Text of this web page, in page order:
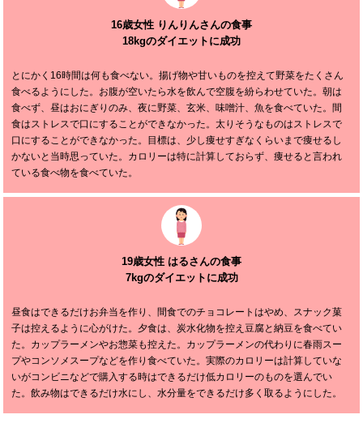
16歳女性 りんりんさんの食事
18kgのダイエットに成功
とにかく16時間は何も食べない。揚げ物や甘いものを控えて野菜をたくさん
食べるようにした。お腹が空いたら水を飲んで空腹を紛らわせていた。朝は
食べず、昼はおにぎりのみ、夜に野菜、玄米、味噌汁、魚を食べていた。間
食はストレスで口にすることができなかった。太りそうなものはストレスで
口にすることができなかった。目標は、少し痩せすぎなくらいまで痩せるし
かないと当時思っていた。カロリーは特に計算しておらず、痩せると言われ
ている食べ物を食べていた。
19歳女性 はるさんの食事
7kgのダイエットに成功
昼食はできるだけお弁当を作り、間食でのチョコレートはやめ、スナック菓
子は控えるように心がけた。夕食は、炭水化物を控え豆腐と納豆を食べてい
た。カップラーメンやお惣菜も控えた。カップラーメンの代わりに春雨スー
プやコンソメスープなどを作り食べていた。実際のカロリーは計算していな
いがコンビニなどで購入する時はできるだけ低カロリーのものを選んでい
た。飲み物はできるだけ水にし、水分量をできるだけ多く取るようにした。